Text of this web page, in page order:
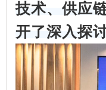
技术、供应
开了深入探